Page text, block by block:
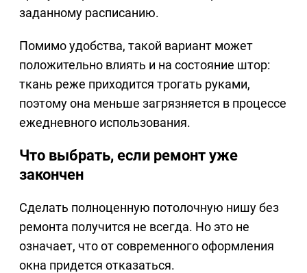
заданному расписанию.
Помимо удобства, такой вариант может
положительно влиять и на состояние штор:
ткань реже приходится трогать руками,
поэтому она меньше загрязняется в процессе
ежедневного использования.
Что выбрать, если ремонт уже
закончен
Сделать полноценную потолочную нишу без
ремонта получится не всегда. Но это не
означает, что от современного оформления
окна придется отказаться.